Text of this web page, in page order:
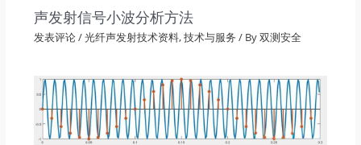
声发射信号小波分析方法
发表评论/光纤声发射技术资料,技术与服务 / By双测安全